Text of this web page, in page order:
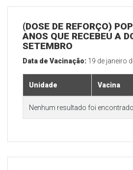
(DOSE DE REFORÇO)
ANOS QUE RECEBEU A
SETEMBRO
Data de Vacinação: 19 de janeiro
Unidade Vacina
Nenhum resultado foi encontrado.